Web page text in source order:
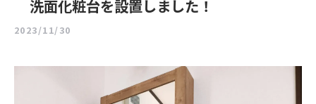
洗面化粧台を設置しました！
2023/11/30